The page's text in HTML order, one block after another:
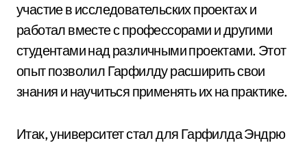
участие в исследовательских проектах и
работал вместе с профессорами и другими
студентами над различными проектами. Этот
опыт позволил Гарфилду расширить свои
знания и научиться применять их на практике.
Итак, университет стал для Гарфилда Эндрю